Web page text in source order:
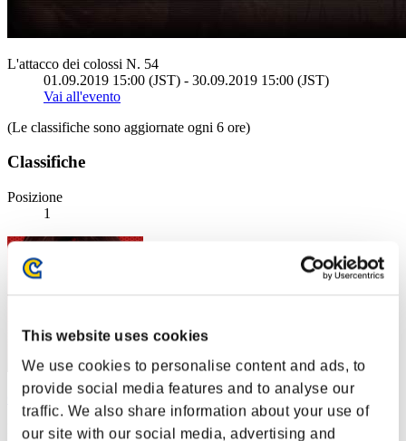
This website uses cookies
We use cookies to personalise content and ads, to
provide social media features and to analyse our
traffic. We also share information about your use of
our site with our social media, advertising and
L'attacco dei colossi N. 54
01.09.2019 15:00 (JST) - 30.09.2019 15:00 (JST)
Vai all'evento
(Le classifiche sono aggiornate ogni 6 ore)
Classifiche
Posizione
1
GaBrIeL6065_Br
Punteggio:10528655